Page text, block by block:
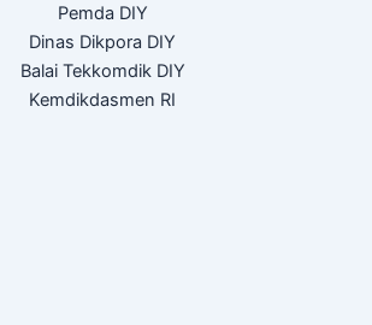
Pemda DIY
Dinas Dikpora DIY
Balai Tekkomdik DIY
Kemdikdasmen RI